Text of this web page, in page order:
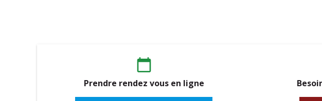
calendar_today
Prendre rendez vous en ligne